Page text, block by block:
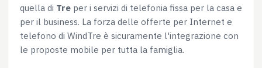
quella di Tre per i servizi di telefonia fissa per la casa e
per il business. La forza delle offerte per Internet e
telefono di WindTre è sicuramente l'integrazione con
le proposte mobile per tutta la famiglia.